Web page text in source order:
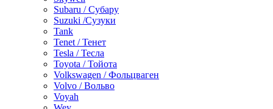
Subaru / Субару
Suzuki /Сузуки
Tank
Tenet / Тенет
Tesla / Тесла
Toyota / Тойота
Volkswagen / Фольцваген
Volvo / Вольво
Voyah